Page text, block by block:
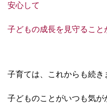
安心して
子どもの成長を見守ること
子育ては、これからも続き
子どものことがいつも気が